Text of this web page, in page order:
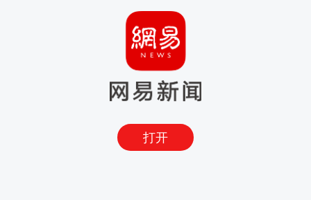
打开